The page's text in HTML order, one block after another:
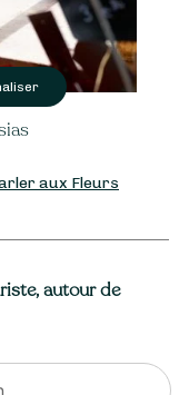
aux Fleurs
autour de